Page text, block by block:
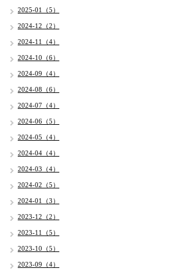
2025-01（5）
2024-12（2）
2024-11（4）
2024-10（6）
2024-09（4）
2024-08（6）
2024-07（4）
2024-06（5）
2024-05（4）
2024-04（4）
2024-03（4）
2024-02（5）
2024-01（3）
2023-12（2）
2023-11（5）
2023-10（5）
2023-09（4）